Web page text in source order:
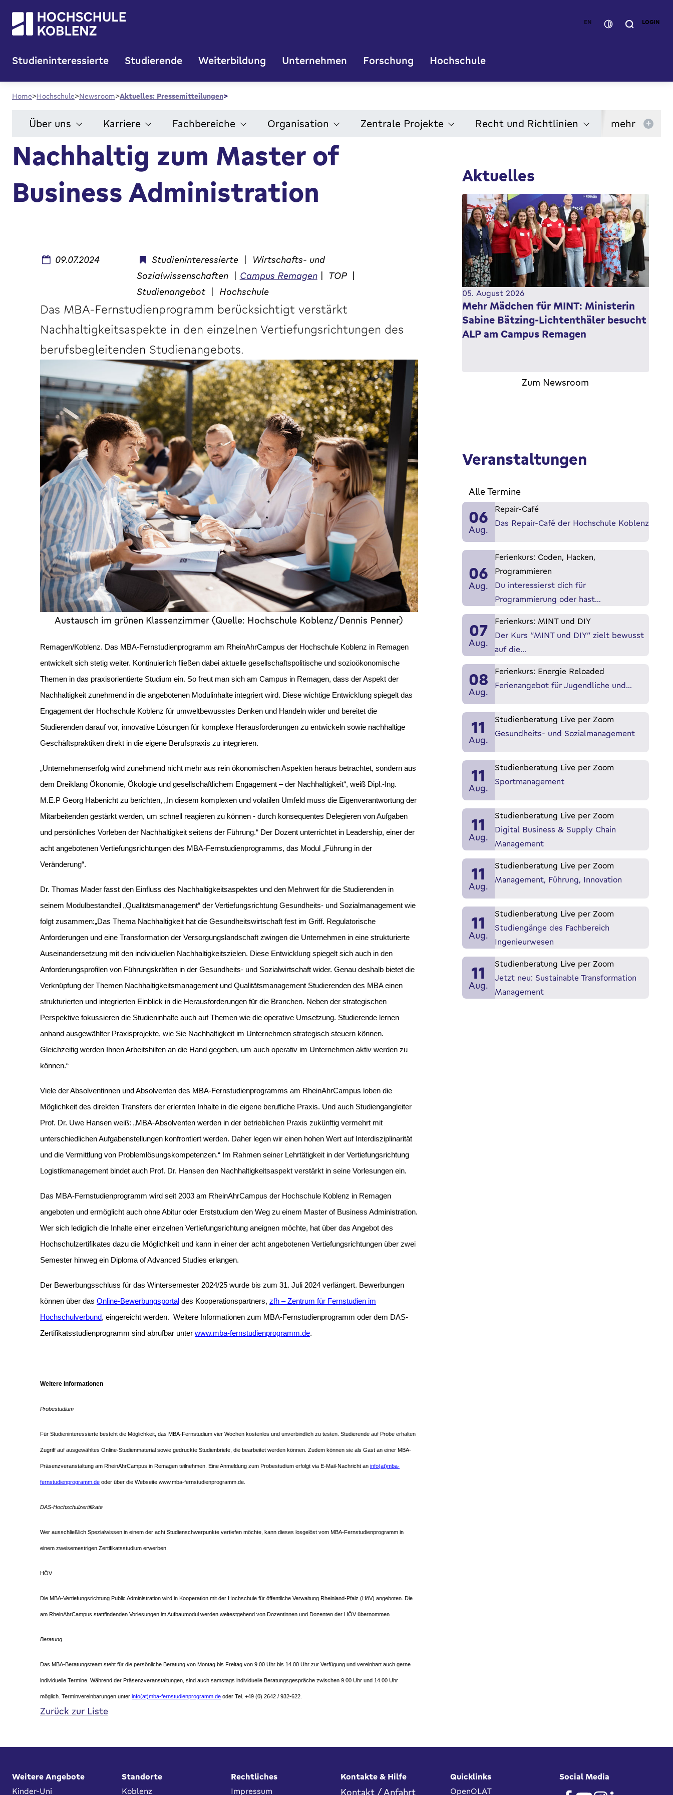
EN LOGIN
Studieninteressierte Studierende Weiterbildung Unternehmen Forschung Hochschule
Home Hochschule Newsroom Aktuelles: Pressemitteilungen
Über uns Karriere Fachbereiche Organisation Zentrale Projekte Recht und Richtlinien mehr +
Nachhaltig zum Master of
Business Administration
09.07.2024 Studieninteressierte |
Wirtschafts- und
Sozialwissenschaften | Campus Remagen | TOP |
Studienangebot | Hochschule
Das MBA-Fernstudienprogramm berücksichtigt verstärkt
Nachhaltigkeitsaspekte in den einzelnen Vertiefungsrichtungen des
berufsbegleitenden Studienangebots.
Austausch im grünen Klassenzimmer (Quelle: Hochschule Koblenz/Dennis Penner)
Remagen/Koblenz. Das MBA-Fernstudienprogramm am RheinAhrCampus der Hochschule Koblenz in Remagen
entwickelt sich stetig weiter. Kontinuierlich fließen dabei aktuelle gesellschaftspolitische und sozioökonomische
Themen in das praxisorientierte Studium ein. So freut man sich am Campus in Remagen, dass der Aspekt der
Nachhaltigkeit zunehmend in die angebotenen Modulinhalte integriert wird. Diese wichtige Entwicklung spiegelt das
Engagement der Hochschule Koblenz für umweltbewusstes Denken und Handeln wider und bereitet die
Studierenden darauf vor, innovative Lösungen für komplexe Herausforderungen zu entwickeln sowie nachhaltige
Geschäftspraktiken direkt in die eigene Berufspraxis zu integrieren.
„Unternehmenserfolg wird zunehmend nicht mehr aus rein ökonomischen Aspekten heraus betrachtet, sondern aus
dem Dreiklang Ökonomie, Ökologie und gesellschaftlichem Engagement – der Nachhaltigkeit“, weiß Dipl.-Ing.
M.E.P Georg Habenicht zu berichten, „In diesem komplexen und volatilen Umfeld muss die Eigenverantwortung der
Mitarbeitenden gestärkt werden, um schnell reagieren zu können - durch konsequentes Delegieren von Aufgaben
und persönliches Vorleben der Nachhaltigkeit seitens der Führung.“ Der Dozent unterrichtet in Leadership, einer der
acht angebotenen Vertiefungsrichtungen des MBA-Fernstudienprogramms, das Modul „Führung in der
Veränderung“.
Dr. Thomas Mader fasst den Einfluss des Nachhaltigkeitsaspektes und den Mehrwert für die Studierenden in
seinem Modulbestandteil „Qualitätsmanagement“ der Vertiefungsrichtung Gesundheits- und Sozialmanagement wie
folgt zusammen:„Das Thema Nachhaltigkeit hat die Gesundheitswirtschaft fest im Griff. Regulatorische
Anforderungen und eine Transformation der Versorgungslandschaft zwingen die Unternehmen in eine strukturierte
Auseinandersetzung mit den individuellen Nachhaltigkeitszielen. Diese Entwicklung spiegelt sich auch in den
Anforderungsprofilen von Führungskräften in der Gesundheits- und Sozialwirtschaft wider. Genau deshalb bietet die
Verknüpfung der Themen Nachhaltigkeitsmanagement und Qualitätsmanagement Studierenden des MBA einen
strukturierten und integrierten Einblick in die Herausforderungen für die Branchen. Neben der strategischen
Perspektive fokussieren die Studieninhalte auch auf Themen wie die operative Umsetzung. Studierende lernen
anhand ausgewählter Praxisprojekte, wie Sie Nachhaltigkeit im Unternehmen strategisch steuern können.
Gleichzeitig werden Ihnen Arbeitshilfen an die Hand gegeben, um auch operativ im Unternehmen aktiv werden zu
können.“
Viele der Absolventinnen und Absolventen des MBA-Fernstudienprogramms am RheinAhrCampus loben die
Möglichkeit des direkten Transfers der erlernten Inhalte in die eigene berufliche Praxis. Und auch Studiengangleiter
Prof. Dr. Uwe Hansen weiß: „MBA-Absolventen werden in der betrieblichen Praxis zukünftig vermehrt mit
unterschiedlichen Aufgabenstellungen konfrontiert werden. Daher legen wir einen hohen Wert auf Interdisziplinarität
und die Vermittlung von Problemlösungskompetenzen.“ Im Rahmen seiner Lehrtätigkeit in der Vertiefungsrichtung
Logistikmanagement bindet auch Prof. Dr. Hansen den Nachhaltigkeitsaspekt verstärkt in seine Vorlesungen ein.
Das MBA-Fernstudienprogramm wird seit 2003 am RheinAhrCampus der Hochschule Koblenz in Remagen
angeboten und ermöglicht auch ohne Abitur oder Erststudium den Weg zu einem Master of Business Administration.
Wer sich lediglich die Inhalte einer einzelnen Vertiefungsrichtung aneignen möchte, hat über das Angebot des
Hochschulzertifikates dazu die Möglichkeit und kann in einer der acht angebotenen Vertiefungsrichtungen über zwei
Semester hinweg ein Diploma of Advanced Studies erlangen.
Der Bewerbungsschluss für das Wintersemester 2024/25 wurde bis zum 31. Juli 2024 verlängert. Bewerbungen
können über das Online-Bewerbungsportal des Kooperationspartners, zfh – Zentrum für Fernstudien im
Hochschulverbund, eingereicht werden. Weitere Informationen zum MBA-Fernstudienprogramm oder dem DAS-
Zertifikatsstudienprogramm sind abrufbar unter www.mba-fernstudienprogramm.de.
Weitere Informationen
Probestudium
Für Studieninteressierte besteht die Möglichkeit, das MBA-Fernstudium vier Wochen kostenlos und unverbindlich zu testen. Studierende auf Probe erhalten
Zugriff auf ausgewähltes Online-Studienmaterial sowie gedruckte Studienbriefe, die bearbeitet werden können. Zudem können sie als Gast an einer MBA-
Präsenzveranstaltung am RheinAhrCampus in Remagen teilnehmen. Eine Anmeldung zum Probestudium erfolgt via E-Mail-Nachricht an info(at)mba-
fernstudienprogramm.de oder über die Webseite www.mba-fernstudienprogramm.de.
DAS-Hochschulzertifikate
Wer ausschließlich Spezialwissen in einem der acht Studienschwerpunkte vertiefen möchte, kann dieses losgelöst vom MBA-Fernstudienprogramm in
einem zweisemestrigen Zertifikatsstudium erwerben.
HÖV
Die MBA-Vertiefungsrichtung Public Administration wird in Kooperation mit der Hochschule für öffentliche Verwaltung Rheinland-Pfalz (HöV) angeboten. Die
am RheinAhrCampus stattfindenden Vorlesungen im Aufbaumodul werden weitestgehend von Dozentinnen und Dozenten der HÖV übernommen
Beratung
Das MBA-Beratungsteam steht für die persönliche Beratung von Montag bis Freitag von 9.00 Uhr bis 14.00 Uhr zur Verfügung und vereinbart auch gerne
individuelle Termine. Während der Präsenzveranstaltungen, sind auch samstags individuelle Beratungsgespräche zwischen 9.00 Uhr und 14.00 Uhr
möglich. Terminvereinbarungen unter info(at)mba-fernstudienprogramm.de oder Tel. +49 (0) 2642 / 932-622.
Zurück zur Liste
Aktuelles
05. August 2026
Mehr Mädchen für MINT: Ministerin
Sabine Bätzing-Lichtenthäler besucht
ALP am Campus Remagen
Sommerreise der Ministerin für Arbeit, Soziales,
Mehr erfahren
Zum Newsroom
Veranstaltungen
Alle Termine
06
Aug.
Repair-Café
Das Repair-Café der Hochschule Koblenz
06
Aug.
Ferienkurs: Coden, Hacken,
Programmieren
Du interessierst dich für
Programmierung oder hast…
07
Aug.
Ferienkurs: MINT und DIY
Der Kurs “MINT und DIY” zielt bewusst
auf die…
08
Aug.
Ferienkurs: Energie Reloaded
Ferienangebot für Jugendliche und…
11
Aug.
Studienberatung Live per Zoom
Gesundheits- und Sozialmanagement
11
Aug.
Studienberatung Live per Zoom
Sportmanagement
11
Aug.
Studienberatung Live per Zoom
Digital Business & Supply Chain
Management
11
Aug.
Studienberatung Live per Zoom
Management, Führung, Innovation
11
Aug.
Studienberatung Live per Zoom
Studiengänge des Fachbereich
Ingenieurwesen
11
Aug.
Studienberatung Live per Zoom
Jetzt neu: Sustainable Transformation
Management
Fußbereich
Weitere Angebote
Kinder-Uni
Standorte
Koblenz
Rechtliches
Impressum
Kontakte & Hilfe
Kontakt / Anfahrt
Quicklinks
OpenOLAT
Social Media